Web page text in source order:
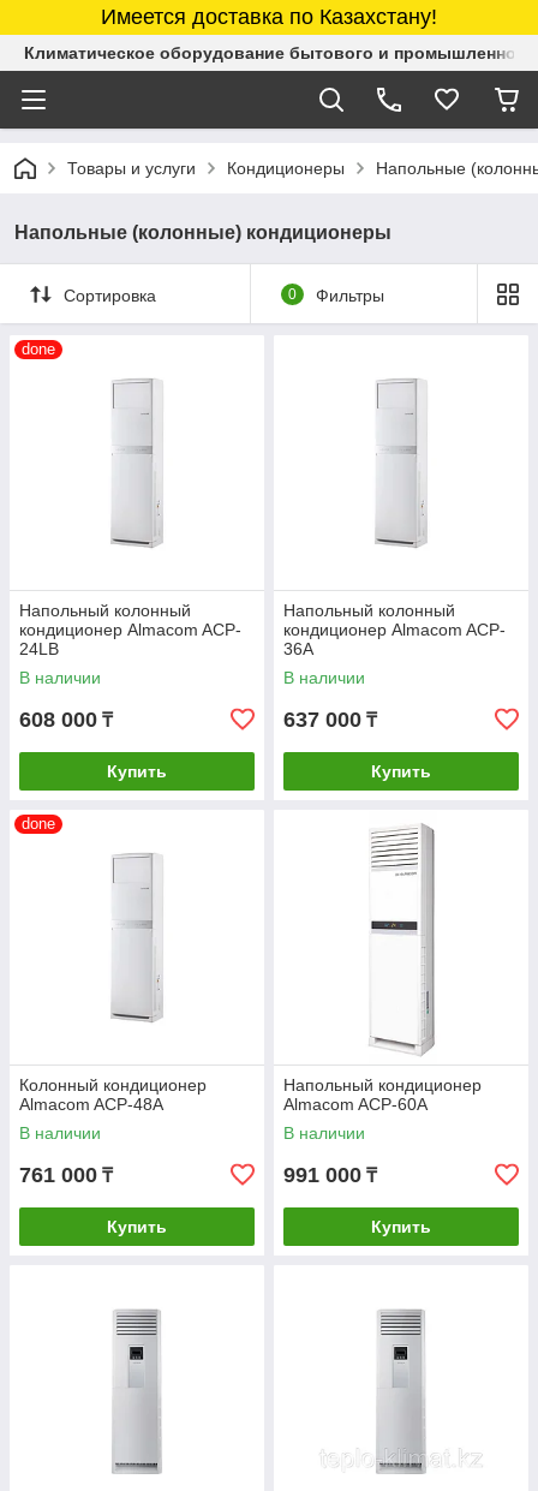
Имеется доставка по Казахстану!
Климатическое оборудование бытового и промышленного
Товары и услуги Кондиционеры Напольные
Напольные (колонные) кондиционеры
Сортировка 0 Фильтры
done
Напольный колонный
кондиционер Almacom ACP-
24LB
В наличии
608 000 ₸
Купить
Напольный колонный
кондиционер Almacom ACP-
36A
В наличии
637 000 ₸
Купить
done
Колонный кондиционер
Almacom ACP-48A
В наличии
761 000 ₸
Купить
Напольный кондиционер
Almacom ACP-60A
В наличии
991 000 ₸
Купить